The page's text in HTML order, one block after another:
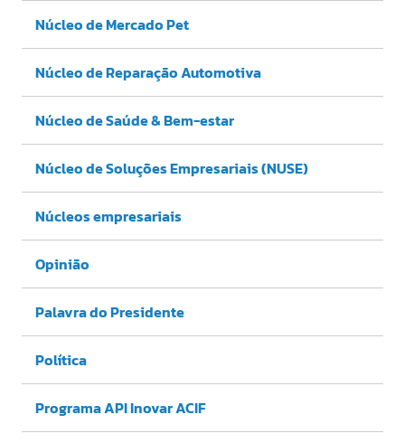
Núcleo de Mercado Pet
Núcleo de Reparação Automotiva
Núcleo de Saúde & Bem-estar
Núcleo de Soluções Empresariais (NUSE)
Núcleos empresariais
Opinião
Palavra do Presidente
Política
Programa API Inovar ACIF